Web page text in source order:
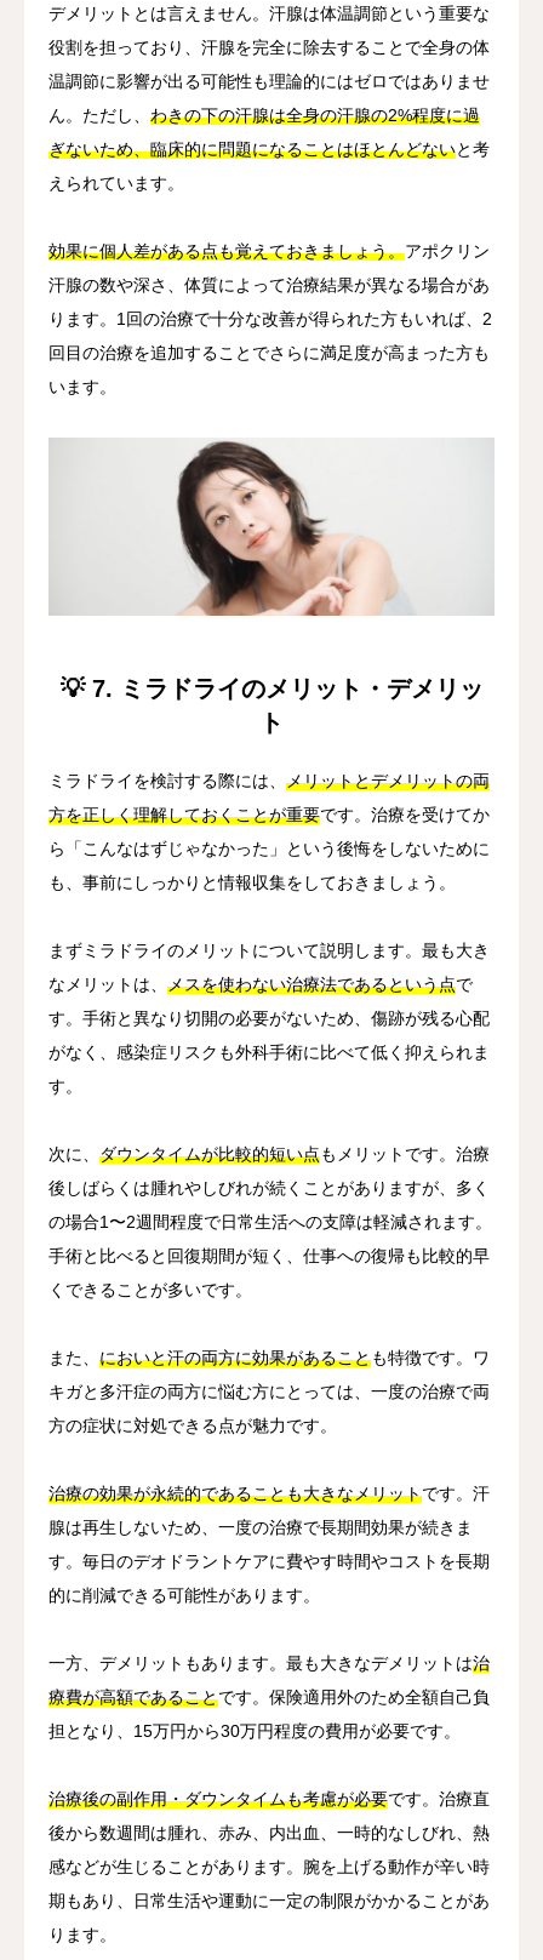
デメリットとは言えません。汗腺は体温調節という重要な
役割を担っており、汗腺を完全に除去することで全身の体
温調節に影響が出る可能性も理論的にはゼロではありませ
ん。ただし、 わきの下の汗腺は全身の汗腺の2%程度に過
ぎないため、臨床的に問題になることはほとんどないと考
えられています。
効果に個人差がある点も覚えておきましょう。アポクリン
汗腺の数や深さ、体質によって治療結果が異なる場合があ
ります。1回の治療で十分な改善が得られた方もいれば、2
回目の治療を追加することでさらに満足度が高まった方も
います。
💡 7. ミラドライのメリット・デメリッ
ト
ミラドライを検討する際には、 メリットとデメリットの両
方を正しく理解しておくことが重要です。治療を受けてか
ら「こんなはずじゃなかった」という後悔をしないために
も、事前にしっかりと情報収集をしておきましょう。
まずミラドライのメリットについて説明します。最も大き
なメリットは、 メスを使わない治療法であるという点で
す。手術と異なり切開の必要がないため、傷跡が残る心配
がなく、感染症リスクも外科手術に比べて低く抑えられま
す。
次に、 ダウンタイムが比較的短い点もメリットです。治療
後しばらくは腫れやしびれが続くことがありますが、多く
の場合1〜2週間程度で日常生活への支障は軽減されます。
手術と比べると回復期間が短く、仕事への復帰も比較的早
くできることが多いです。
また、 においと汗の両方に効果があることも特徴です。ワ
キガと多汗症の両方に悩む方にとっては、一度の治療で両
方の症状に対処できる点が魅力です。
治療の効果が永続的であることも大きなメリットです。汗
腺は再生しないため、一度の治療で長期間効果が続きま
す。毎日のデオドラントケアに費やす時間やコストを長期
的に削減できる可能性があります。
一方、デメリットもあります。最も大きなデメリットは治
療費が高額であることです。保険適用外のため全額自己負
担となり、15万円から30万円程度の費用が必要です。
治療後の副作用・ダウンタイムも考慮が必要です。治療直
後から数週間は腫れ、赤み、内出血、一時的なしびれ、熱
感などが生じることがあります。腕を上げる動作が辛い時
期もあり、日常生活や運動に一定の制限がかかることがあ
ります。